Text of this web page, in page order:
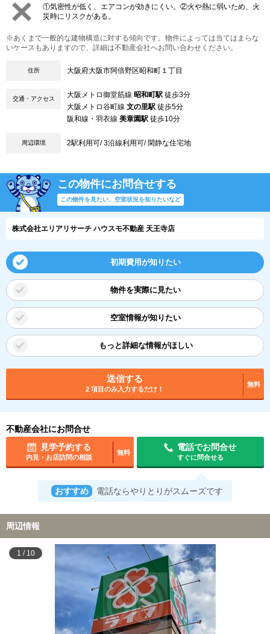
①気密性が低く、エアコンが効きにくい。②火や熱に弱いため、火
災時にリスクがある。
※あくまで一般的な建物構造に対する傾向です。物件によっては当てはまらな
いケースもありますので、詳細は不動産会社へお問い合わせください。
住所 大阪府大阪市阿倍野区昭和町１丁目
交通・アクセス 大阪メトロ御堂筋線 昭和町駅 徒歩3分
大阪メトロ谷町線 文の里駅 徒歩5分
阪和線・羽衣線 美章園駅 徒歩10分
周辺環境 2駅利用可/ 3沿線利用可/ 閑静な住宅地
この物件にお問合せする
この物件を見たい、空室状況を知りたいなど
株式会社エリアリサーチ ハウスモ不動産 天王寺店
初期費用が知りたい
物件を実際に見たい
空室情報が知りたい
もっと詳細な情報がほしい
送信する
2 項目のみ入力するだけ！
無料
不動産会社にお問合せ
見学予約する
内見・お店訪問の相談
無料
電話でお問合せ
すぐに問合せる
おすすめ 電話ならやりとりがスムーズです
周辺情報
1 / 10